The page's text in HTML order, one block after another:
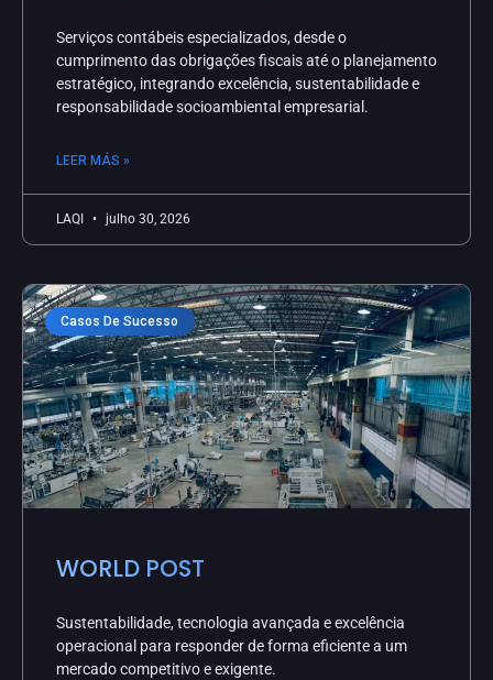
Serviços contábeis especializados, desde o
cumprimento das obrigações fiscais até o planejamento
estratégico, integrando excelência, sustentabilidade e
responsabilidade socioambiental empresarial.
LEER MÁS »
LAQI julho 30, 2026
Casos De Sucesso
WORLD POST
Sustentabilidade, tecnologia avançada e excelência
operacional para responder de forma eficiente a um
mercado competitivo e exigente.